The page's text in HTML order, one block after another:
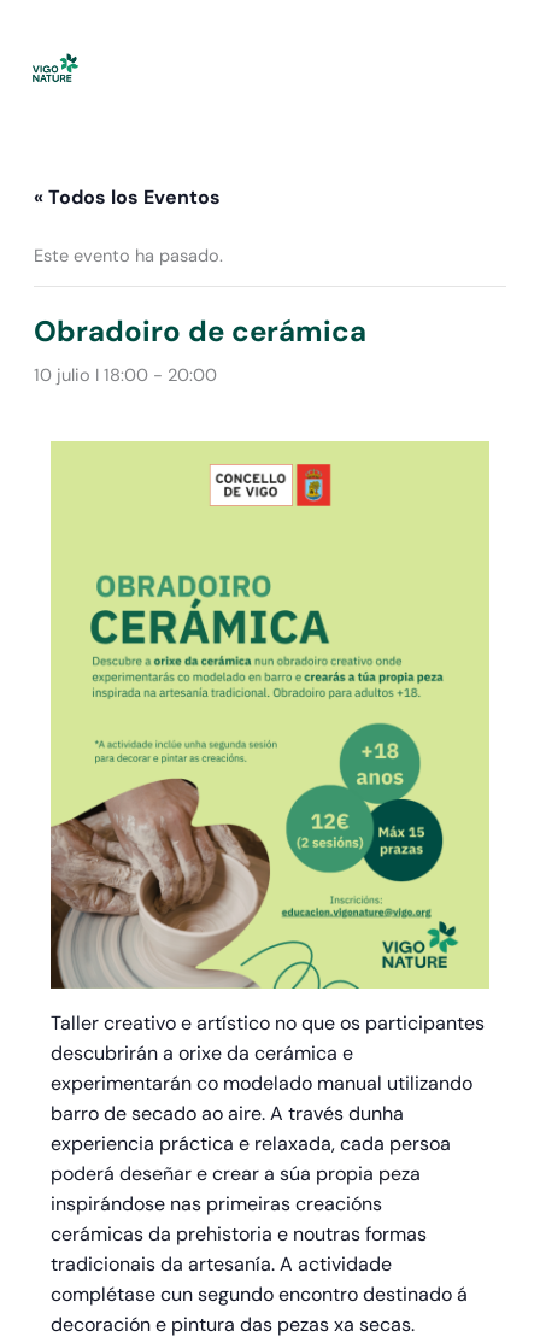
contenido
« Todos los Eventos
Este evento ha pasado.
Obradoiro de cerámica
10 julio I 18:00- 20:00
Taller creativo e artístico no que os participantes
descubrirán a orixe da cerámica e
experimentarán co modelado manual utilizando
barro de secado ao aire. A través dunha
experiencia práctica e relaxada, cada persoa
poderá deseñar e crear a súa propia peza
inspirándose nas primeiras creacións
cerámicas da prehistoria e noutras formas
tradicionais da artesanía. A actividade
complétase cun segundo encontro destinado á
decoración e pintura das pezas xa secas.